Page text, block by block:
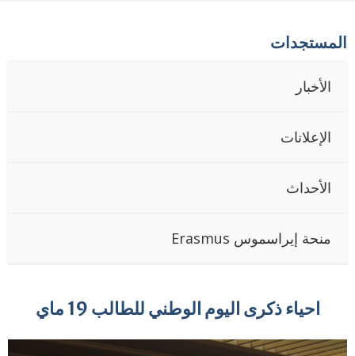
الأخبار
الإعلانات
الأحداث
منحة إيراسموس Erasmus
احياء ذكرى اليوم الوطني للطالب 19 ماي